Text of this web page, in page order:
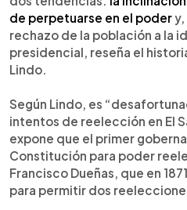
de perpetuarse en el poder
rechazo de la población a la
presidencial, reseña el
Lindo.
Según Lindo, es
intentos de reelección en El
expone que el primer
Constitución para poder
Francisco Dueñas, que en
para permitir dos